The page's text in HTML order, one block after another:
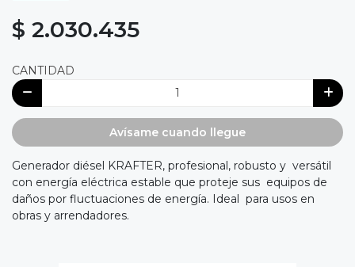
$ 2.030.435
CANTIDAD
Avísame cuando llegue
Generador diésel KRAFTER, profesional, robusto y versátil
con energía eléctrica estable que proteje sus equipos de
daños por fluctuaciones de energía. Ideal para usos en
obras y arrendadores.